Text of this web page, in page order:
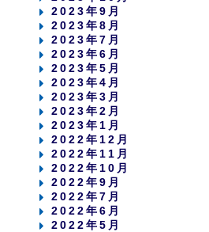
2023年9月
2023年8月
2023年7月
2023年6月
2023年5月
2023年4月
2023年3月
2023年2月
2023年1月
2022年12月
2022年11月
2022年10月
2022年9月
2022年7月
2022年6月
2022年5月